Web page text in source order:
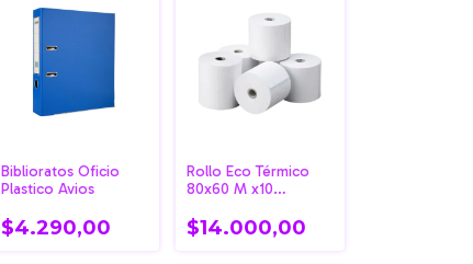
Biblioratos Oficio
Plastico Avios
$4.290,00
Rollo Eco Térmico
80x60 M x10
$14.000,00